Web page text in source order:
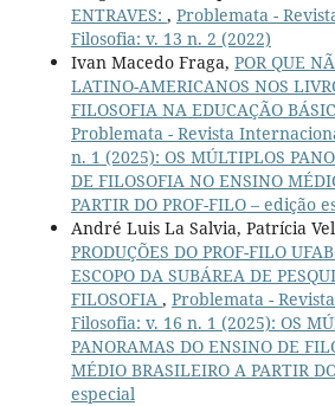
ENTRAVES: , Problemata -
Filosofia: v. 13 n. 2 (2022)
Ivan Macedo Fraga, POR QUE
LATINO-AMERICANOS NOS
FILOSOFIA NA EDUCAÇÃO
Problemata - Revista
n. 1 (2025): OS MÚLTIPLOS
DE FILOSOFIA NO ENSINO
PARTIR DO PROF-FILO – edição
André Luis La Salvia, Patrícia
PRODUÇÕES DO PROF-FILO
ESCOPO DA SUBÁREA DE
FILOSOFIA , Problemata -
Filosofia: v. 16 n. 1 (2025): OS
PANORAMAS DO ENSINO DE
MÉDIO BRASILEIRO A PARTIR
especial